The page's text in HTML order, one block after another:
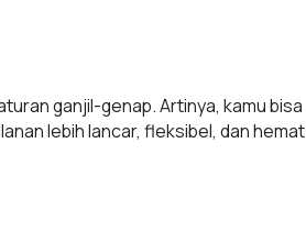
ganjil-genap. Artinya, kamu bisa
lebih lancar, fleksibel, dan hemat